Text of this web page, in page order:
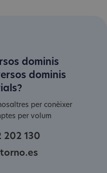
dominis
dominis
per conèixer
per volum
202 130